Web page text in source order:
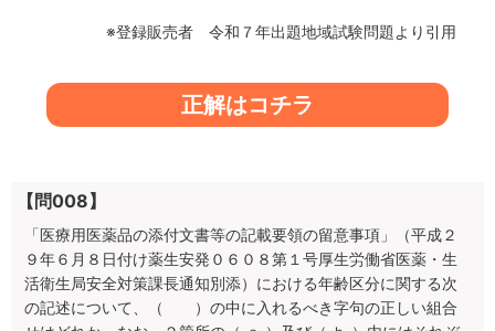
※登録販売者 令和７年出題地域試験問題より引用
正解はコチラ
【問008】
「医療用医薬品の添付文書等の記載要領の留意事項」（平成２
９年６月８日付け薬生安発０６０８第１号厚生労働省医薬・生
活衛生局安全対策課長通知別添）における年齢区分に関する次
の記述について、（ ）の中に入れるべき字句の正しい組合